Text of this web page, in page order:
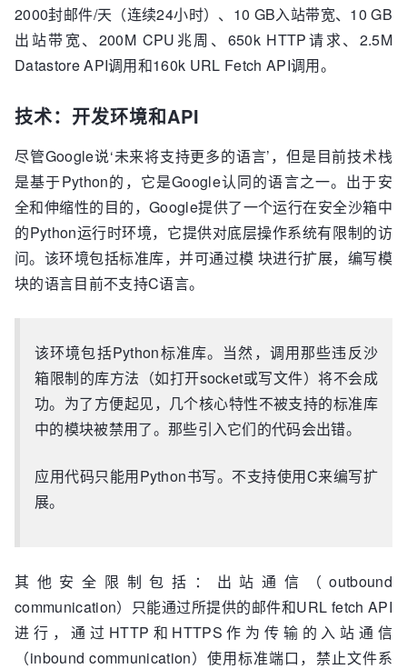
2000封邮件/天（连续24小时）、10 GB入站带宽、10 GB
出站带宽、200M CPU兆周、650k HTTP请求、2.5M
Datastore API调用和160k URL Fetch API调用。
技术：开发环境和API
尽管Google说‘未来将支持更多的语言’，但是目前技术栈
是基于Python的，它是Google认同的语言之一。出于安
全和伸缩性的目的，Google提供了一个运行在安全沙箱中
的Python运行时环境，它提供对底层操作系统有限制的访
问。该环境包括标准库，并可通过模 块进行扩展，编写模
块的语言目前不支持C语言。
该环境包括Python标准库。当然，调用那些违反沙
箱限制的库方法（如打开socket或写文件）将不会成
功。为了方便起见，几个核心特性不被支持的标准库
中的模块被禁用了。那些引入它们的代码会出错。
应用代码只能用Python书写。不支持使用C来编写扩
展。
其他安全限制包括：出站通信（outbound
communication）只能通过所提供的邮件和URL fetch API
进行，通过HTTP和HTTPS作为传输的入站通信
（inbound communication）使用标准端口，禁止文件系